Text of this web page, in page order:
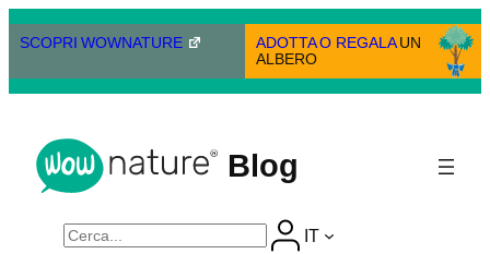
Vai
alSCOPRI WOWNATURE ADOTTA O REGALAUN
ALBERO
Blog
Cerca IT